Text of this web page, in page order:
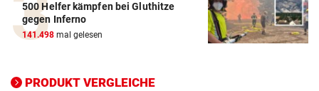
500 Helfer kämpfen bei Gluthitze
gegen Inferno
141.498 mal gelesen
PRODUKT VERGLEICHE
ZUM VERGLEICH